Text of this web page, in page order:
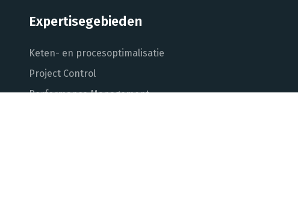
Expertisegebieden
Keten- en procesoptimalisatie
Project Control
Performance Management